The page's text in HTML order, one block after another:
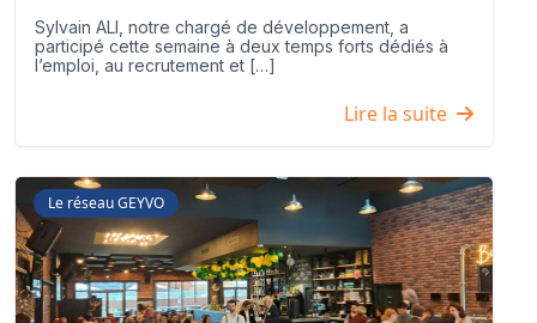
Sylvain ALI, notre chargé de développement, a
participé cette semaine à deux temps forts dédiés à
l’emploi, au recrutement et […]
Lire la suite
Le réseau GEYVO